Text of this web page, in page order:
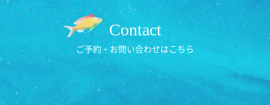
Contact
ご予約・お問い合わせはこちら